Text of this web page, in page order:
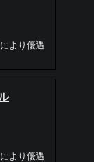
より優遇
より優遇